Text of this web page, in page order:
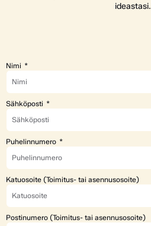
ideastasi.
Nimi
Sähköposti
Puhelinnumero
Katuosoite (Toimitus- tai asennusosoite)
Postinumero (Toimitus- tai asennusosoite)